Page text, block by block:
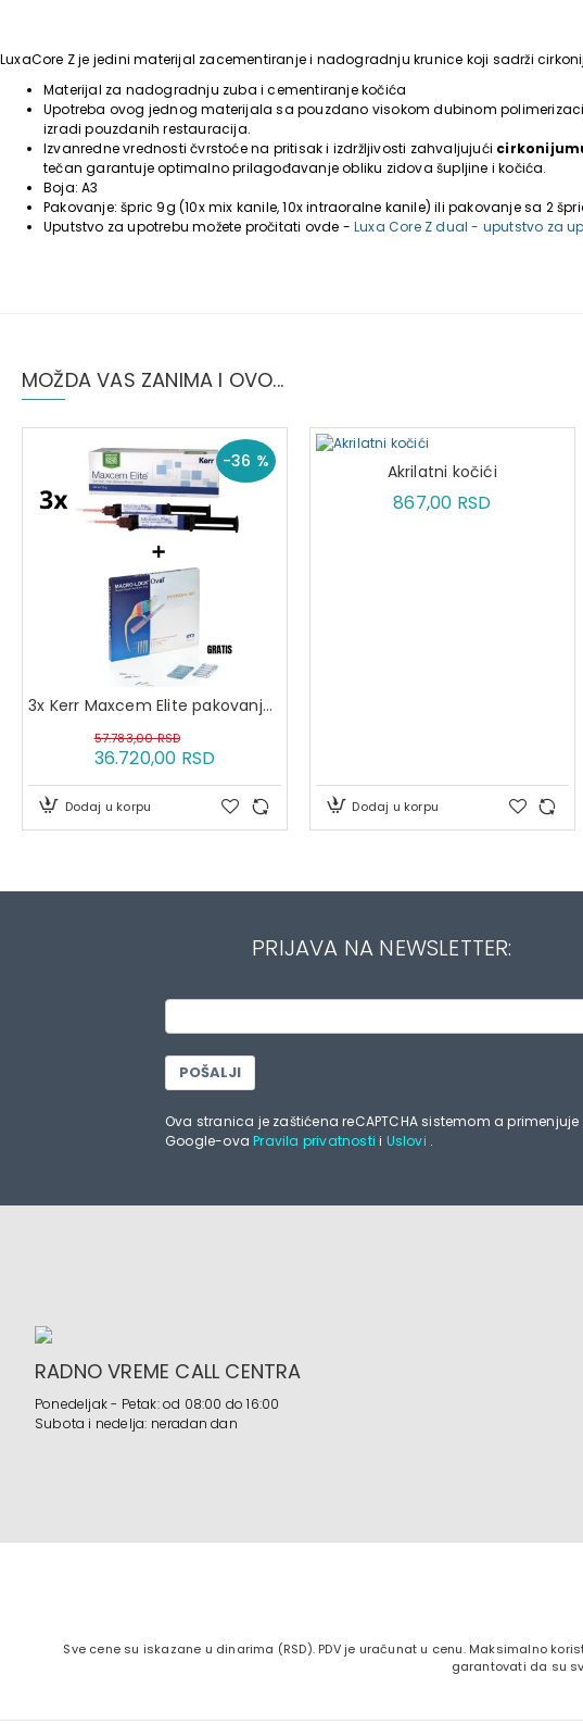
LuxaCore Z je jedini materijal zacementiranje i nadogradnju krunice koji sadrži
Materijal za nadogradnju zuba i cementiranje kočića
Upotreba ovog jednog materijala sa pouzdano visokom dubinom
izradi pouzdanih restauracija.
Izvanredne vrednosti čvrstoće na pritisak i izdržljivosti zahvaljujući
tečan garantuje optimalno prilagođavanje obliku zidova šupljine i kočića.
Boja: A3
Pakovanje: špric 9g (10x mix kanile, 10x intraoralne kanile) ili pakovanje sa 2
Uputstvo za upotrebu možete pročitati ovde - Luxa Core Z dual - uputstvo za
MOŽDA VAS ZANIMA I OVO...
-36 %
3x Kerr Maxcem Elite pakovanje + GRATIS RTD MacroLock Oval set
36.720,00 RSD
57.783,00 RSD
Dodaj u korpu
Akrilatni kočići
867,00 RSD
Dodaj u korpu
PRIJAVA NA NEWSLETTER:
POŠALJI
Ova stranica je zaštićena reCAPTCHA sistemom a primenjuje
Google-ovaPravila privatnosti i Uslovi .
RADNO VREME CALL CENTRA
Ponedeljak - Petak: od 08:00 do 16:00
Subota i nedelja: neradan dan
Sve cene su iskazane u dinarima (RSD). PDV je uračunat u cenu. Maksimalno
garantovati da su